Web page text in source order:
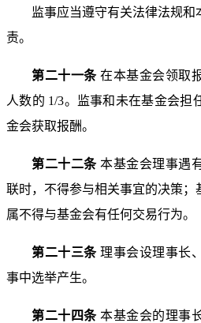
监事应当遵守有关法律法规
责。
第二十一条在本基金会领取
人数的 1/3。监事和未在基金会担
金会获取报酬。
第二十二条本基金会理事遇
联时，不得参与相关事宜的决策；
属不得与基金会有任何交易行为。
第二十三条理事会设理事长
事中选举产生。
第二十四条本基金会的理事